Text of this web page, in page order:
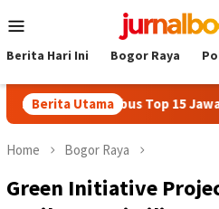
to
Menu
Berita Hari Ini Bogor Raya
Berita Utama
Tembus Top 15 Jawa Barat
Home Bogor Raya
Green Initiative